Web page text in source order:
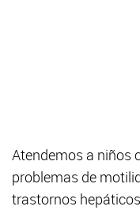
Atendemos a niños
problemas de
trastornos